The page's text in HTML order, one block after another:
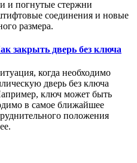
и погнутые стержни
соединения и новые
размера.
закрыть дверь без ключа
когда необходимо
дверь без ключа
ключ может быть
в самое ближайшее
положения